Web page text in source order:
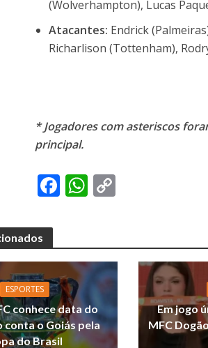
(Wolverhampton), Lucas
Atacantes: Endrick
Richarlison (Tottenham),
* Jogadores com asteriscos
principal.
F
b
o
o
k
W
s
A
p
p
y
Li
k
ESPORTES
conhece data do
o Goiás pela
do Brasil
Em jogo
MFC